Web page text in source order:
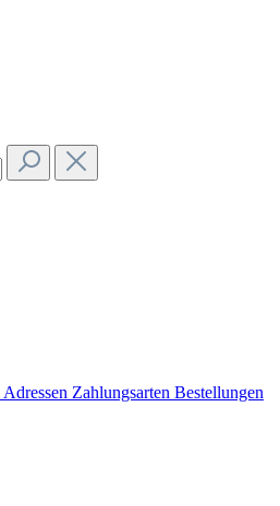
Adressen Zahlungsarten Bestellungen